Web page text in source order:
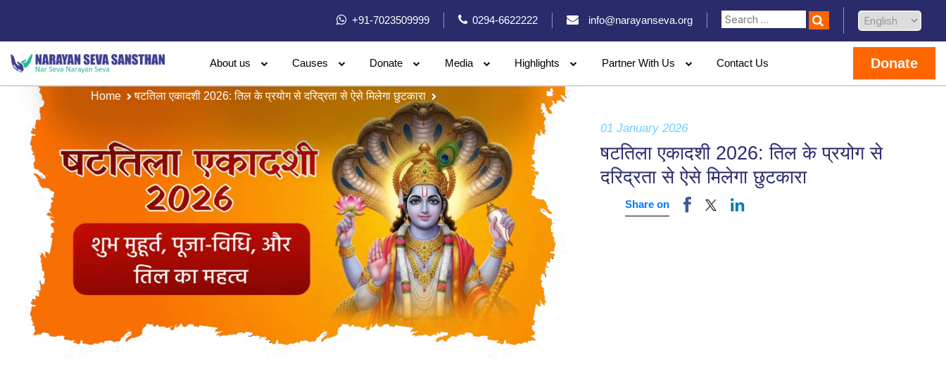
+91-7023509999 0294-6622222 info@narayanseva.org
About us Causes Donate Media Highlights Partner With Us Contact Us Donate
Home षटतिला एकादशी 2026: तिल के प्रयोग से दरिद्रता से ऐसे मिलेगा छुटकारा
01 January 2026
षटतिला एकादशी 2026: तिल के प्रयोग से
दरिद्रता से ऐसे मिलेगा छुटकारा
Share on